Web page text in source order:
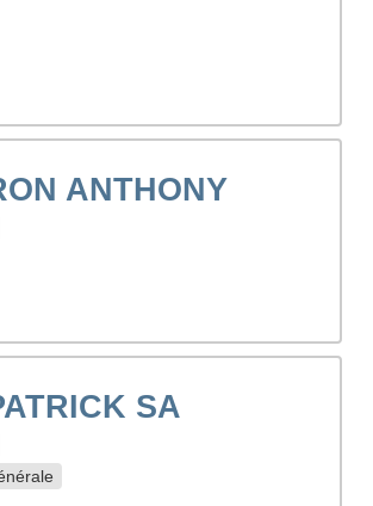
ANTHONY
SA